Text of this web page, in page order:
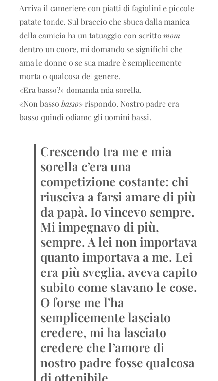
Arriva il cameriere con piatti di fagiolini e piccole
patate tonde. Sul braccio che sbuca dalla manica
della camicia ha un tatuaggio con scritto mom
dentro un cuore, mi domando se significhi che
ama le donne o se sua madre è semplicemente
morta o qualcosa del genere.
«Era basso?» domanda mia sorella.
«Non basso basso» rispondo. Nostro padre era
basso quindi odiamo gli uomini bassi.
Crescendo tra me e mia
sorella c’era una
competizione costante: chi
riusciva a farsi amare di più
da papà. Io vincevo sempre.
Mi impegnavo di più,
sempre. A lei non importava
quanto importava a me. Lei
era più sveglia, aveva capito
subito come stavano le cose.
O forse me l’ha
semplicemente lasciato
credere, mi ha lasciato
credere che l’amore di
nostro padre fosse qualcosa
di ottenibile.